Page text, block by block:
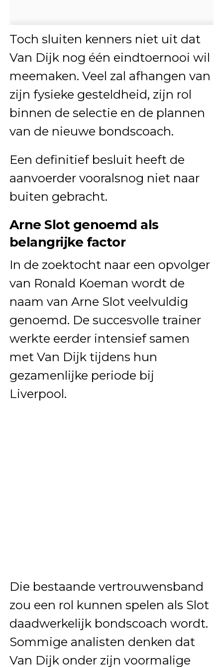
Toch sluiten kenners niet uit dat
Van Dijk nog één eindtoernooi wil
meemaken. Veel zal afhangen van
zijn fysieke gesteldheid, zijn rol
binnen de selectie en de plannen
van de nieuwe bondscoach.
Een definitief besluit heeft de
aanvoerder vooralsnog niet naar
buiten gebracht.
Arne Slot genoemd als
belangrijke factor
In de zoektocht naar een opvolger
van Ronald Koeman wordt de
naam van Arne Slot veelvuldig
genoemd. De succesvolle trainer
werkte eerder intensief samen
met Van Dijk tijdens hun
gezamenlijke periode bij
Liverpool.
Die bestaande vertrouwensband
zou een rol kunnen spelen als Slot
daadwerkelijk bondscoach wordt.
Sommige analisten denken dat
Van Dijk onder zijn voormalige